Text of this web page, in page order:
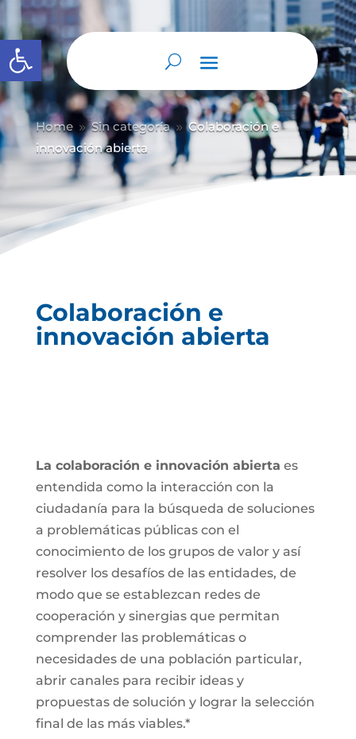
Abrir barra de herramientas
Home 9 Sin categoría 9 Colaboración e
innovación abierta
Colaboración e
innovación abierta
La colaboración e innovación abierta es
entendida como la interacción con la
ciudadanía para la búsqueda de soluciones
a problemáticas públicas con el
conocimiento de los grupos de valor y así
resolver los desafíos de las entidades, de
modo que se establezcan redes de
cooperación y sinergias que permitan
comprender las problemáticas o
necesidades de una población particular,
abrir canales para recibir ideas y
propuestas de solución y lograr la selección
final de las más viables.*